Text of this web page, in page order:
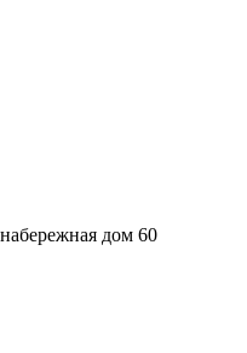
дом 60